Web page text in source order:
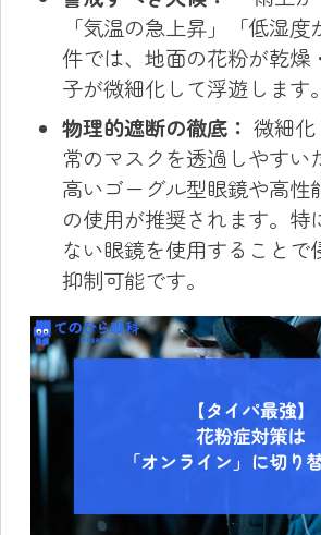
「気温の急上昇」「低湿
件では、地面の花粉が乾燥
子が微細化して浮遊します。
物理的遮断の徹底： 微細
常のマスクを透過しやすい
高いゴーグル型眼鏡や高性
の使用が推奨されます。特
ない眼鏡を使用することで
抑制可能です。